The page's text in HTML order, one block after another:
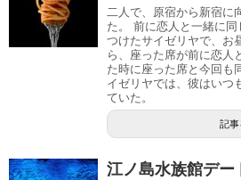
二人で、原宿から新宿に
た。 前に恋人と一緒に
つけたサイゼリヤで、お
ら、座った席が前に恋人
た時に座った席と今回も
イゼリヤでは、彼はいつ
ていた。
記事
江ノ島水族館デ